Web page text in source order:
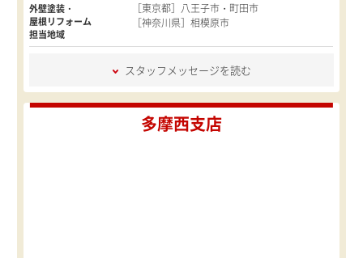
外壁塗装・
屋根リフォーム
担当地域
［東京都］八王子市・町田市
［神奈川県］相模原市
スタッフメッセージを読む
多摩西支店